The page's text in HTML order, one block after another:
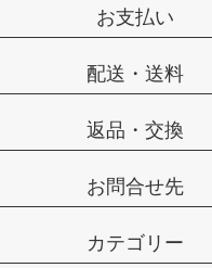
お支払い
配送・送料
返品・交換
お問合せ先
カテゴリー